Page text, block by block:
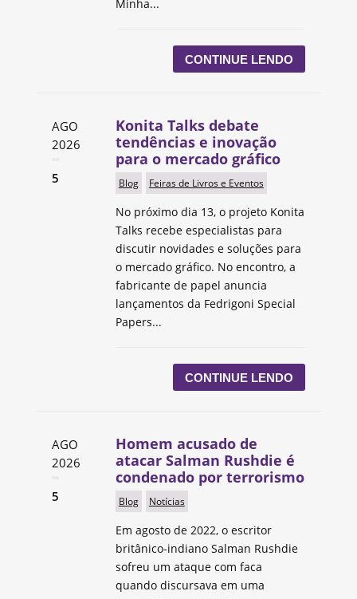
Minha...
CONTINUE LENDO
AGO
2026
5
Konita Talks debate
tendências e inovação
para o mercado gráfico
Blog Feiras de Livros e Eventos
No próximo dia 13, o projeto Konita
Talks recebe especialistas para
discutir novidades e soluções para
o mercado gráfico. No encontro, a
fabricante de papel anuncia
lançamentos da Fedrigoni Special
Papers...
CONTINUE LENDO
AGO
2026
5
Homem acusado de
atacar Salman Rushdie é
condenado por terrorismo
Blog Notícias
Em agosto de 2022, o escritor
britânico-indiano Salman Rushdie
sofreu um ataque com faca
quando discursava em uma